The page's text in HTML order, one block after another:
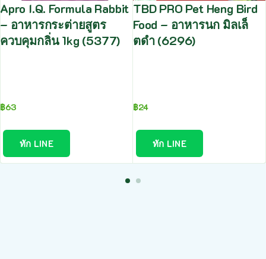
Apro I.Q. Formula Rabbit
– อาหารกระต่ายสูตร
ควบคุมกลิ่น 1kg (5377)
฿63
ทัก LINE
TBD PRO Pet Heng Bird
Food – อาหารนก มิลเล็
ตดำ (6296)
฿24
ทัก LINE